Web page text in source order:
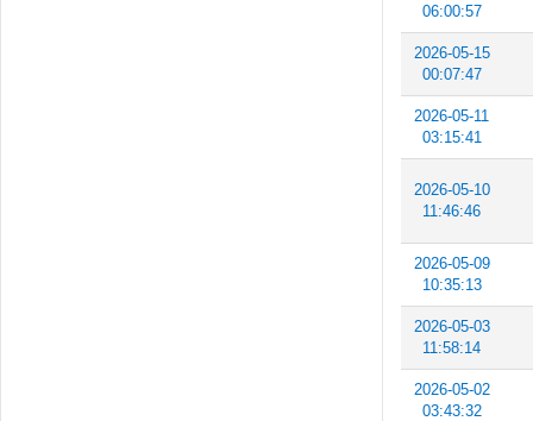
06:00:57
2026-05-15
00:07:47
2026-05-11
03:15:41
2026-05-10
11:46:46
2026-05-09
10:35:13
2026-05-03
11:58:14
2026-05-02
03:43:32